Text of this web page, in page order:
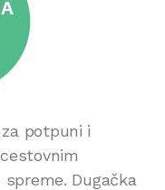
potpuni i
Dugačka